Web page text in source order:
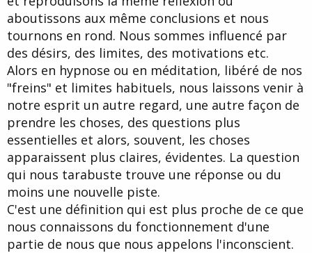
aboutissons aux même conclusions et nous
tournons en rond. Nous sommes influencé par
des désirs, des limites, des motivations etc.
Alors en hypnose ou en méditation, libéré de nos
"freins" et limites habituels, nous laissons venir à
notre esprit un autre regard, une autre façon de
prendre les choses, des questions plus
essentielles et alors, souvent, les choses
apparaissent plus claires, évidentes. La question
qui nous tarabuste trouve une réponse ou du
moins une nouvelle piste.
C'est une définition qui est plus proche de ce que
nous connaissons du fonctionnement d'une
partie de nous que nous appelons l'inconscient.